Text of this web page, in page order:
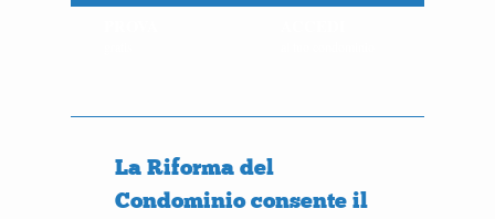
La Riforma del
Condominio consente il